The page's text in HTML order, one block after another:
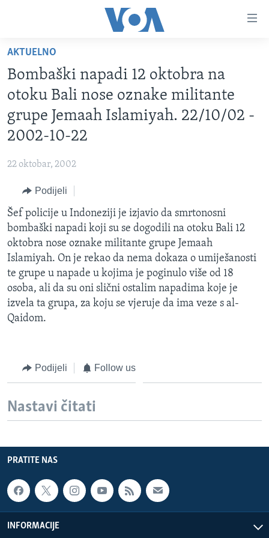
glavni
sadržaj
Pređi
na
glavnu
navigaciju
na
TV PROGRAM
VIDEO
FOTOGRAFIJE DANA
VIJESTI
SVIJET
SPECIJALNI PROJEKTI
KORUPCIJA
SLOBODA MEDIJA
ŽENSKA STRANA
IZBJEGLIČKA STRANA
MAGAZIN
O GLASU AMERIKE
PRATITE NAS
Jezici
AKTUELNO
Bombaški napadi 12 oktobra na
otoku Bali nose oznake militante
grupe Jemaah Islamiyah. 22/10/02 -
2002-10-22
22 oktobar, 2002
Podijeli
Šef policije u Indoneziji je izjavio da smrtonosni
bombaški napadi koji su se dogodili na otoku Bali 12
oktobra nose oznake militante grupe Jemaah
Islamiyah. On je rekao da nema dokaza o umiješanosti
te grupe u napade u kojima je poginulo više od 18
osoba, ali da su oni slični ostalim napadima koje je
izvela ta grupa, za koju se vjeruje da ima veze s al-
Qaidom.
Podijeli Follow us
Nastavi čitati
PRATITE NAS
INFORMACIJE